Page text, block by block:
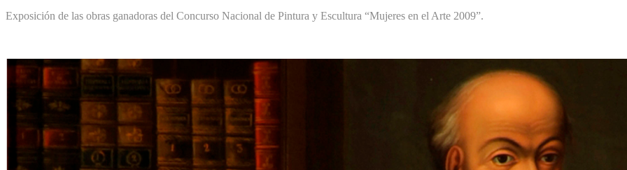
Exposición de las obras ganadoras del Concurso Nacional de Pintura y Escultura “Mujeres en el Arte 2009”.